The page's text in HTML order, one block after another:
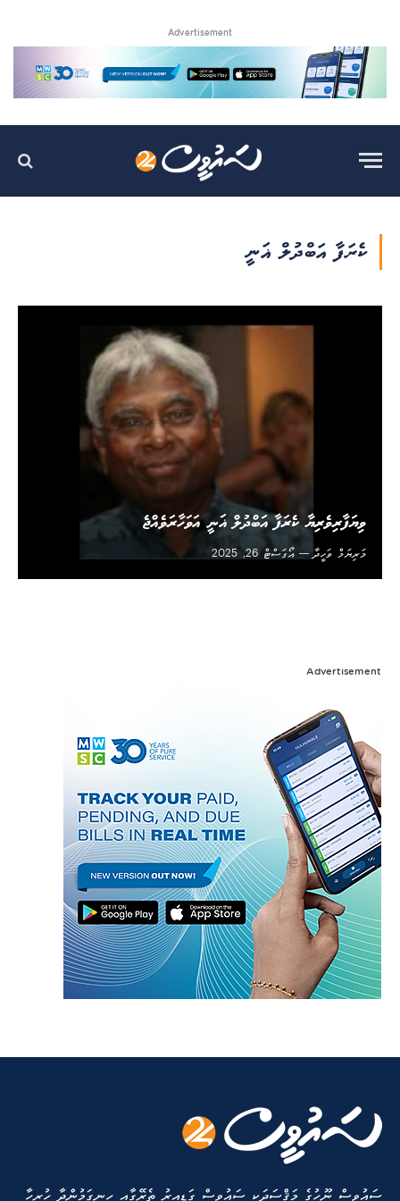
Advertisement
ކެރަފާ އަބްދުލް ޣަނީ
ވިޔަފާރިވެރިޔާ ކެރަފާ އަބްދުލް ޣަނީ އަވަހާރަވެއްޖެ
މަރިޔަމް ވަހީދާ
އޯގަސްޓް 26, 2025
Advertisement
ސައުވީސް ނޫހުގެ މަޤްސަދަކީ ސައުވީސް ގަޑިއިރު ތެރޭގާއި ހިނގަމުންދާ ހުރިހާ